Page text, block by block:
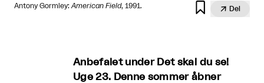
Antony Gormley: American Field, 1991.   Del
Anbefalet under Det skal du se!
Uge 23. Denne sommer åbner